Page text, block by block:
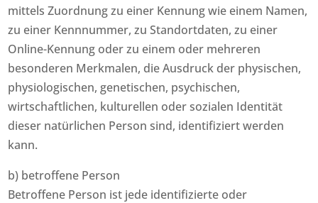
mittels Zuordnung zu einer Kennung wie einem Namen,
zu einer Kennnummer, zu Standortdaten, zu einer
Online-Kennung oder zu einem oder mehreren
besonderen Merkmalen, die Ausdruck der physischen,
physiologischen, genetischen, psychischen,
wirtschaftlichen, kulturellen oder sozialen Identität
dieser natürlichen Person sind, identifiziert werden
kann.
b) betroffene Person
Betroffene Person ist jede identifizierte oder